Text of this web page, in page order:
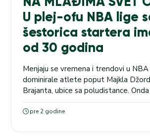
U plej-ofu NBA lige
šestorica startera
od 30 godina
Menjaju se vremena i trendovi u NBA
dominirale atlete poput Majkla
Brajanta, ubice sa poludistance.
Stef Kari i šut za tri poena preplavio
košarkašku ligu. Sada su na sceni
Kristal Palas i Mančester junajted
pre 2 godine